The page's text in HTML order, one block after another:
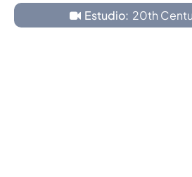
Estudio: 20th